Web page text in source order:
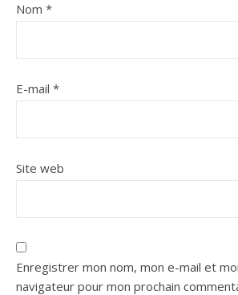
Nom *
E-mail *
Site web
Enregistrer mon nom, mon e-mail et
navigateur pour mon prochain